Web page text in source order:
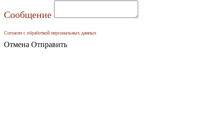
Сообщение
Согласен с обработкой персональных данных
Отмена Отправить